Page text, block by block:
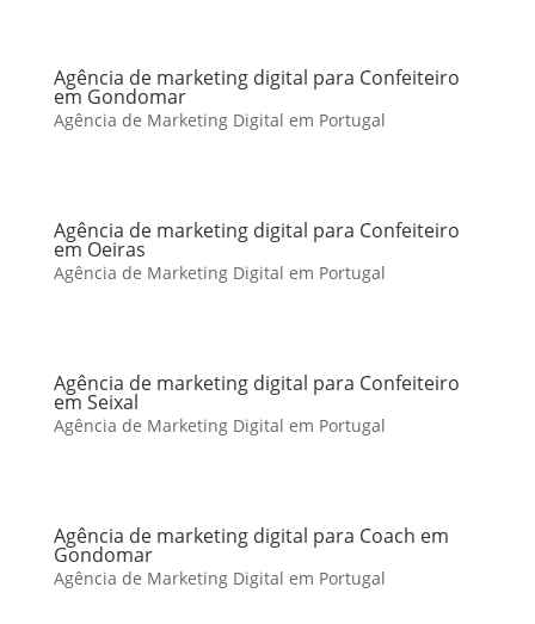
Agência de marketing digital para Confeiteiro
em Gondomar
Agência de Marketing Digital em Portugal
Agência de marketing digital para Confeiteiro
em Oeiras
Agência de Marketing Digital em Portugal
Agência de marketing digital para Confeiteiro
em Seixal
Agência de Marketing Digital em Portugal
Agência de marketing digital para Coach em
Gondomar
Agência de Marketing Digital em Portugal